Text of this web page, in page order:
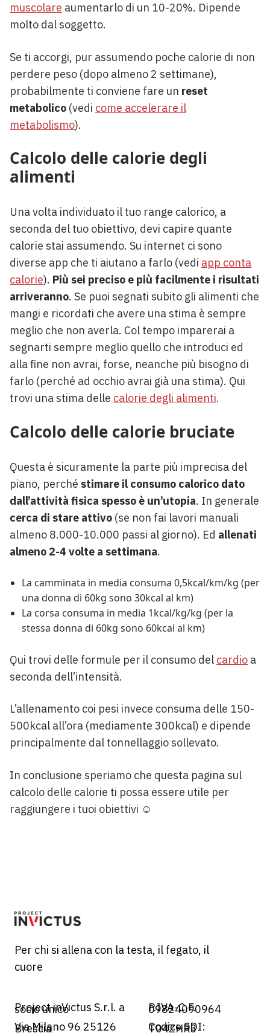
muscolare aumentarlo di un 10-20%. Dipende
molto dal soggetto.
Se ti accorgi, pur assumendo poche calorie di non
perdere peso (dopo almeno 2 settimane),
probabilmente ti conviene fare un reset
metabolico (vedi come accelerare il
metabolismo).
Calcolo delle calorie degli
alimenti
Una volta individuato il tuo range calorico, a
seconda del tuo obiettivo, devi capire quante
calorie stai assumendo. Su internet ci sono
diverse app che ti aiutano a farlo (vedi app conta
calorie). Più sei preciso e più facilmente i risultati
arriveranno. Se puoi segnati subito gli alimenti che
mangi e ricordati che avere una stima è sempre
meglio che non averla. Col tempo imparerai a
segnarti sempre meglio quello che introduci ed
alla fine non avrai, forse, neanche più bisogno di
farlo (perché ad occhio avrai già una stima). Qui
trovi una stima delle calorie degli alimenti.
Calcolo delle calorie bruciate
Questa è sicuramente la parte più imprecisa del
piano, perché stimare il consumo calorico dato
dall’attività fisica spesso è un’utopia. In generale
cerca di stare attivo (se non fai lavori manuali
almeno 8.000-10.000 passi al giorno). Ed allenati
almeno 2-4 volte a settimana.
La camminata in media consuma 0,5kcal/km/kg (per
una donna di 60kg sono 30kcal al km)
La corsa consuma in media 1kcal/kg/kg (per la
stessa donna di 60kg sono 60kcal al km)
Qui trovi delle formule per il consumo del cardio a
seconda dell’intensità.
L’allenamento coi pesi invece consuma delle 150-
500kcal all’ora (mediamente 300kcal) e dipende
principalmente dal tonnellaggio sollevato.
In conclusione speriamo che questa pagina sul
calcolo delle calorie ti possa essere utile per
raggiungere i tuoi obiettivi ☺
Per chi si allena con la testa, il fegato, il
cuore
Project inVictus S.r.l. a
socio unico
Via Milano 96 25126
Brescia
P.IVA-C.F.
09824090964
Codice SDI:
T04ZHR3